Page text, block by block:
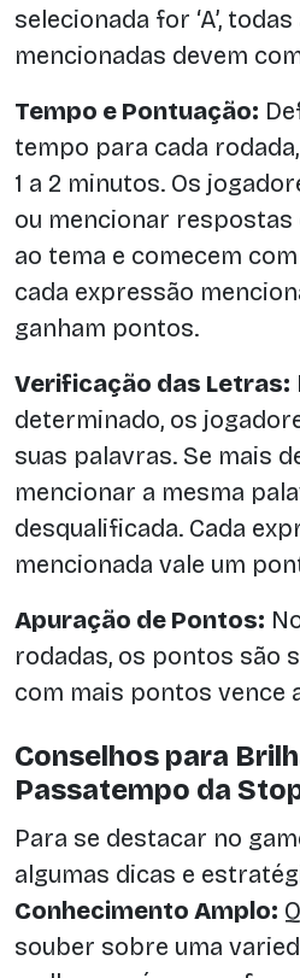
selecionada for ‘A’,
mencionadas devem
Tempo e Pontuação:
tempo para cada
1 a 2 minutos. Os
ou mencionar
ao tema e comecem
cada expressão
ganham pontos.
Verificação das Letras:
determinado, os
suas palavras. Se mais
mencionar a mesma
desqualificada. Cada
mencionada vale um
Apuração de Pontos:
rodadas, os pontos são
com mais pontos vence
Conselhos para
Passatempo da
Para se destacar no
algumas dicas e
Conhecimento Amplo:
souber sobre uma